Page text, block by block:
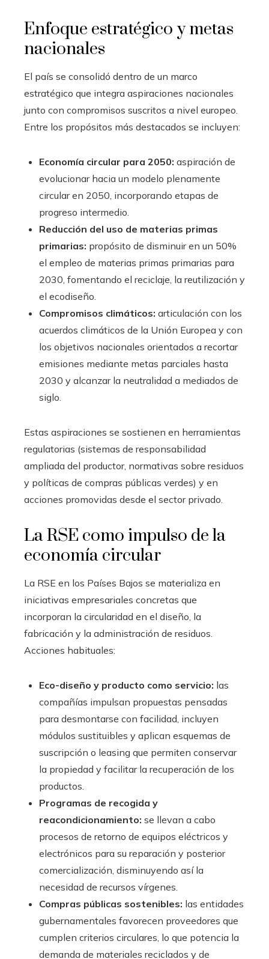
Enfoque estratégico y metas
nacionales
El país se consolidó dentro de un marco
estratégico que integra aspiraciones nacionales
junto con compromisos suscritos a nivel europeo.
Entre los propósitos más destacados se incluyen:
Economía circular para 2050: aspiración de
evolucionar hacia un modelo plenamente
circular en 2050, incorporando etapas de
progreso intermedio.
Reducción del uso de materias primas
primarias: propósito de disminuir en un 50%
el empleo de materias primas primarias para
2030, fomentando el reciclaje, la reutilización y
el ecodiseño.
Compromisos climáticos: articulación con los
acuerdos climáticos de la Unión Europea y con
los objetivos nacionales orientados a recortar
emisiones mediante metas parciales hasta
2030 y alcanzar la neutralidad a mediados de
siglo.
Estas aspiraciones se sostienen en herramientas
regulatorias (sistemas de responsabilidad
ampliada del productor, normativas sobre residuos
y políticas de compras públicas verdes) y en
acciones promovidas desde el sector privado.
La RSE como impulso de la
economía circular
La RSE en los Países Bajos se materializa en
iniciativas empresariales concretas que
incorporan la circularidad en el diseño, la
fabricación y la administración de residuos.
Acciones habituales:
Eco-diseño y producto como servicio: las
compañías impulsan propuestas pensadas
para desmontarse con facilidad, incluyen
módulos sustituibles y aplican esquemas de
suscripción o leasing que permiten conservar
la propiedad y facilitar la recuperación de los
productos.
Programas de recogida y
reacondicionamiento: se llevan a cabo
procesos de retorno de equipos eléctricos y
electrónicos para su reparación y posterior
comercialización, disminuyendo así la
necesidad de recursos vírgenes.
Compras públicas sostenibles: las entidades
gubernamentales favorecen proveedores que
cumplen criterios circulares, lo que potencia la
demanda de materiales reciclados y de